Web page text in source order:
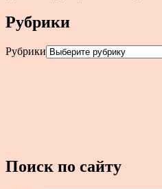
Рубрики
Рубрики
Поиск по сайту